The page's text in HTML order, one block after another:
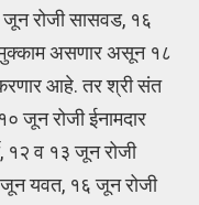
जून रोजी सासवड, १६
असणार असून १८
करणार आहे. तर श्री संत
जून रोजी ईनामदार
१२ व १३ जून रोजी
यवत, १६ जून रोजी